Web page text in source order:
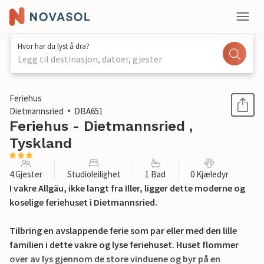
Hvor har du lyst å dra?
Legg til destinasjon, datoer, gjester
1 / 18
Feriehus
Dietmannsried
DBA651
Feriehus - Dietmannsried ,
Tyskland
4 Gjester Studioleilighet 1 Bad 0 Kjæledyr
I vakre Allgäu, ikke langt fra Iller, ligger dette moderne og
koselige feriehuset i Dietmannsried.
Tilbring en avslappende ferie som par eller med den lille
familien i dette vakre og lyse feriehuset. Huset flommer
over av lys gjennom de store vinduene og byr på en